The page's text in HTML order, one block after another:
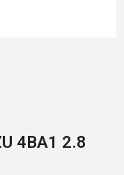
4BA1 2.8